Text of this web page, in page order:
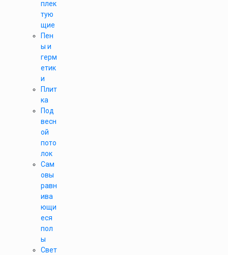
плек
тую
щие
Пен
ы и
герм
етик
и
Плит
ка
Под
весн
ой
пото
лок
Сам
овы
равн
ива
ющи
еся
пол
ы
Свет